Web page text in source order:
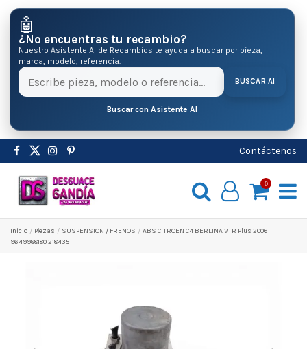
🤖
¿No encuentras tu recambio?
Nuestro Asistente AI de Recambios te ayuda a buscar por pieza,
marca, modelo, referencia.
BUSCAR AI
Buscar con Asistente AI
Contáctenos
0
Inicio Pіezas SUSPENSION / FRENOS
ABS CITROEN C4 BERLINA VTR Plus 2006
9649988180 218435